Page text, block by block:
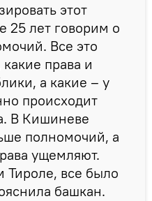
этот
25 лет говорим о
Все это
права и
а какие – у
происходит
В Кишиневе
полномочий, а
ущемляют.
все было
башкан.